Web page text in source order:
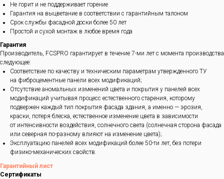
Не горит и не поддерживает горение
Гарантия на выцветание в соответствии с гарантийным талоном
Срок службы фасадной доски более 50 лет
Простой и сухой монтаж в любое время года
Гарантия
Производитель, FCSPRO гарантирует в течение 7-ми лет с момента производства
следующее:
Соответствие по качеству и техническим параметрам утвержденного ТУ
на фиброцементные панели всех модификаций;
Отсутствие аномальных изменений цвета и покрытия у панелей всех
модификаций учитывая процесс естественного старения, которому
подвержен каждый тип покрытия фасада здания, а именно — эрозия,
краски, потеря блеска, естественное изменение цвета в зависимости
от интенсивности воздействия, солнечного света (солнечная сторона фасада
или северная по-разному влияют на изменение цвета);
Эксплуатацию панелей всех модификаций более 50-ти лет, без потери
физико-механических свойств.
Гарантийный лист
Сертификаты